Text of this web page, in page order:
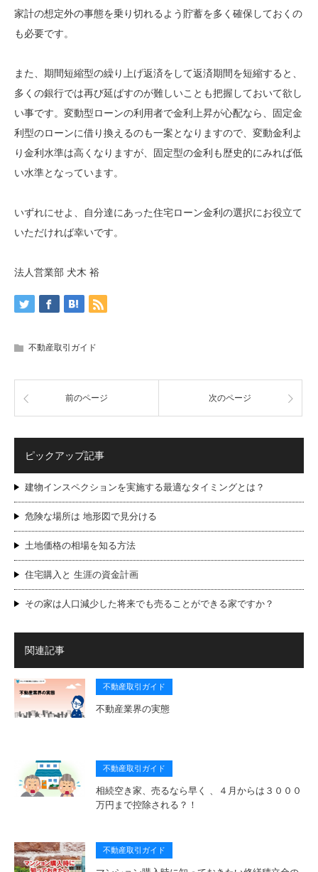
家計の想定外の事態を乗り切れるよう貯蓄を多く確保しておくの
も必要です。
また、期間短縮型の繰り上げ返済をして返済期間を短縮すると、
多くの銀行では再び延ばすのが難しいことも把握しておいて欲し
い事です。変動型ローンの利用者で金利上昇が心配なら、固定金
利型のローンに借り換えるのも一案となりますので、変動金利よ
り金利水準は高くなりますが、固定型の金利も歴史的にみれば低
い水準となっています。
いずれにせよ、自分達にあった住宅ローン金利の選択にお役立て
いただければ幸いです。
法人営業部 犬木 裕
不動産取引ガイド
前のページ 次のページ
ピックアップ記事
建物インスペクションを実施する最適なタイミングとは？
危険な場所は 地形図で見分ける
土地価格の相場を知る方法
住宅購入と 生涯の資金計画
その家は人口減少した将来でも売ることができる家ですか？
関連記事
不動産取引ガイド
不動産業界の実態
不動産取引ガイド
相続空き家、売るなら早く 、４月からは３０００
万円まで控除される？！
不動産取引ガイド